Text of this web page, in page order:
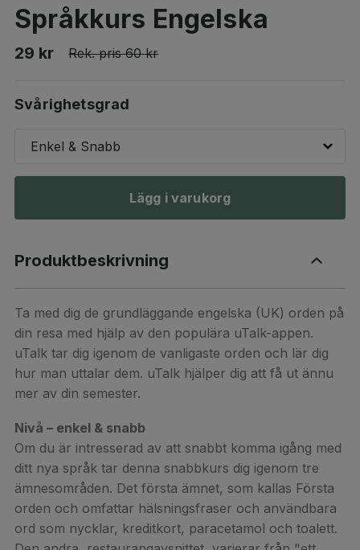
Språkkurs Engelska
29 kr Rek. pris 60 kr
Svårighetsgrad
Enkel & Snabb
Lägg i varukorg
Produktbeskrivning
Ta med dig de grundläggande engelska (UK) orden på
din resa med hjälp av den populära uTalk-appen.
uTalk tar dig igenom de vanligaste orden och lär dig
hur man uttalar dem. uTalk hjälper dig att få ut ännu
mer av din semester.
Nivå – enkel & snabb
Om du är intresserad av att snabbt komma igång med
ditt nya språk tar denna snabbkurs dig igenom tre
ämnesområden. Det första ämnet, som kallas Första
orden och omfattar hälsningsfraser och användbara
ord som nycklar, kreditkort, paracetamol och toalett.